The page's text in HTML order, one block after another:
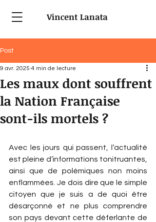
Vincent Lanata
Post
Les maux dont souffrent
la Nation Française
sont-ils mortels ?
9 avr. 2025 4 min de lecture
Avec les jours qui passent, l’actualité
est pleine d’informations tonitruantes,
ainsi que de polémiques non moins
enflammées. Je dois dire que le simple
citoyen que je suis a de quoi être
désarçonné et ne plus comprendre
son pays devant cette déferlante de